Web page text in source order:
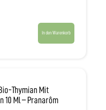
In den Warenkorb
Thymian Mit
Ml – Pranarôm